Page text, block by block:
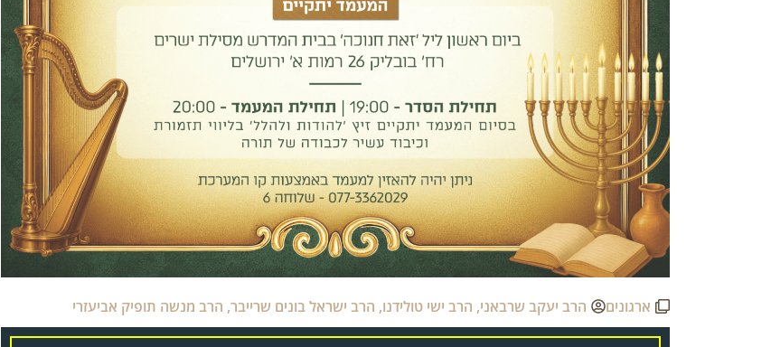
ארגונים הרב יעקב שרבאני, הרב ישי טולידנו, הרב ישראל בונים שרייבר, הרב מנשה תופיק אביעזרי